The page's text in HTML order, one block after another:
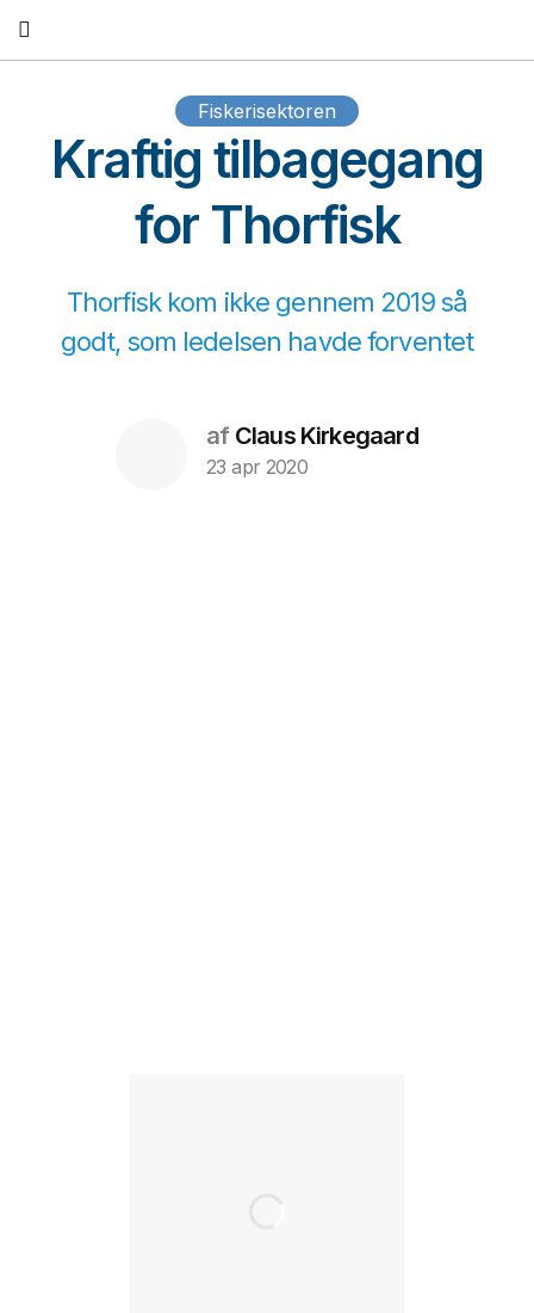
Fiskerisektoren
Kraftig tilbagegang
for Thorfisk
Thorfisk kom ikke gennem 2019 så
godt, som ledelsen havde forventet
afClaus Kirkegaard
23 apr 2020